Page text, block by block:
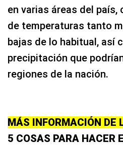
en varias áreas del país,
de temperaturas tanto
bajas de lo habitual, así
precipitación que
regiones de la nación.
MÁS INFORMACIÓN DE
5 COSAS PARA HACER